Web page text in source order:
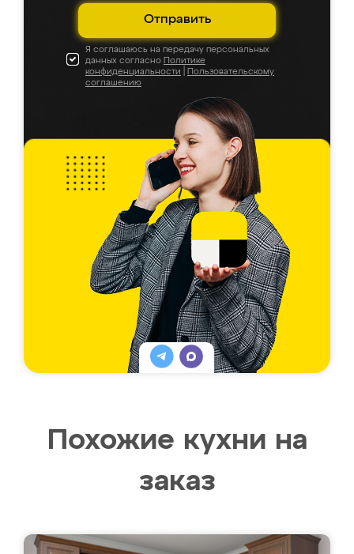
Отправить
Я соглашаюсь на передачу персональных
данных согласно Политике
конфиденциальности
Пользовательскому
соглашению
Похожие кухни на
заказ